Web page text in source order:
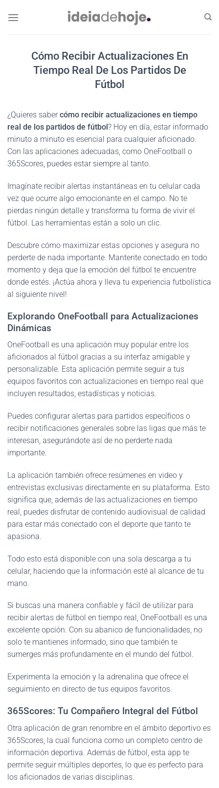
Cómo Recibir Actualizaciones En
Tiempo Real De Los Partidos De
Fútbol
¿Quieres sabercómo recibir actualizaciones en tiempo
real de los partidos de fútbol ? Hoy en día, estar informado
minuto a minuto es esencial para cualquier aficionado.
Con las aplicaciones adecuadas, como OneFootball o
365Scores, puedes estar siempre al tanto.
Imagínate recibir alertas instantáneas en tu celular cada
vez que ocurre algo emocionante en el campo. No te
pierdas ningún detalle y transforma tu forma de vivir el
fútbol. Las herramientas están a solo un clic.
Descubre cómo maximizar estas opciones y asegura no
perderte de nada importante. Mantente conectado en todo
momento y deja que la emoción del fútbol te encuentre
donde estés. ¡Actúa ahora y lleva tu experiencia futbolística
al siguiente nivel!
Explorando OneFootball para Actualizaciones
Dinámicas
OneFootball es una aplicación muy popular entre los
aficionados al fútbol gracias a su interfaz amigable y
personalizable. Esta aplicación permite seguir a tus
equipos favoritos con actualizaciones en tiempo real que
incluyen resultados, estadísticas y noticias.
Puedes configurar alertas para partidos específicos o
recibir notificaciones generales sobre las ligas que más te
interesan, asegurándote así de no perderte nada
importante.
La aplicación también ofrece resúmenes en video y
entrevistas exclusivas directamente en su plataforma. Esto
significa que, además de las actualizaciones en tiempo
real, puedes disfrutar de contenido audiovisual de calidad
para estar más conectado con el deporte que tanto te
apasiona.
Todo esto está disponible con una sola descarga a tu
celular, haciendo que la información esté al alcance de tu
mano.
Si buscas una manera confiable y fácil de utilizar para
recibir alertas de fútbol en tiempo real, OneFootball es una
excelente opción. Con su abanico de funcionalidades, no
solo te mantienes informado, sino que también te
sumerges más profundamente en el mundo del fútbol.
Experimenta la emoción y la adrenalina que ofrece el
seguimiento en directo de tus equipos favoritos.
365Scores: Tu Compañero Integral del Fútbol
Otra aplicación de gran renombre en el ámbito deportivo es
365Scores, la cual funciona como un completo centro de
información deportiva. Además de fútbol, esta app te
permite seguir múltiples deportes, lo que es perfecto para
los aficionados de varias disciplinas.